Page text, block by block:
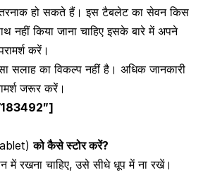
हो सकते हैं। इस टैबलेट का सेवन किस
नहीं किया जाना चाहिए इसके बारे में अपने
करें।
सलाह का विकल्प नहीं है। अधिक जानकारी
जरूर करें।
को कैसे स्टोर करें?
में रखना चाहिए, उसे सीधे धूप में ना रखें।